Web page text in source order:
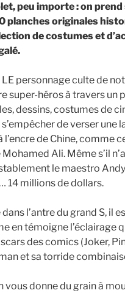
peu importe : on prend
planches originales
de costumes et
personnage culte de
super-héros à travers
dessins, costumes de
de verser une
l’encre de Chine,
Ali. Même s’il
le maestro
14 millions de dollars.
l’antre du grand S, il
en témoigne l’éclairage
des comics (Joker,
et sa torride
vous donne du grain à